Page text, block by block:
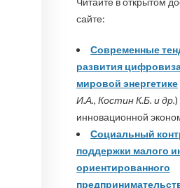
сайте:
Современные
развития
мировой энергетике
И.А., Костин К.Б. и др.
инновационной
Социальный
поддержки малого
ориентированного